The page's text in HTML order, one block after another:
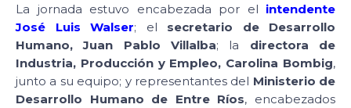
La jornada estuvo encabezada por el intendente
José Luis Walser; el secretario de Desarrollo
Humano, Juan Pablo Villalba; la directora de
Industria, Producción y Empleo, Carolina Bombig,
junto a su equipo; y representantes del Ministerio de
Desarrollo Humano de Entre Ríos, encabezados